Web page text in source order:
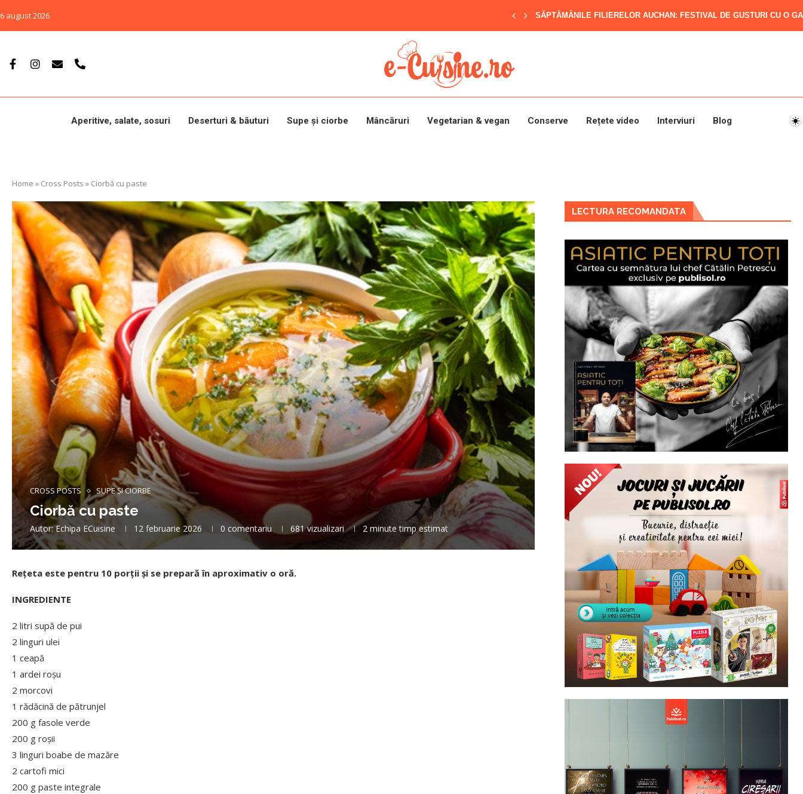
6 august 2026 SĂPTĂMÂNILE FILIERELOR AUCHAN: FESTIVAL DE GUSTURI CU O
Aperitive, salate, sosuri Deserturi & băuturi Supe și ciorbe Mâncăruri Vegetarian & vegan Conserve Rețete video Interviuri Blog
Home » Cross Posts » Ciorbă cu paste
CROSS POSTS SUPE ȘI CIORBE
Ciorbă cu paste
Autor:Echipa ECuisine 12 februarie 2026 0 comentariu 681vizualizari 2 minute timp estimat
Rețeta este pentru 10 porții și se prepară în aproximativ o oră.
INGREDIENTE
2 litri supă de pui
2 linguri ulei
1 ceapă
1 ardei roșu
2 morcovi
1 rădăcină de pătrunjel
200 g fasole verde
200 g roșii
3 linguri boabe de mazăre
2 cartofi mici
200 g paste integrale
LECTURA RECOMANDATA